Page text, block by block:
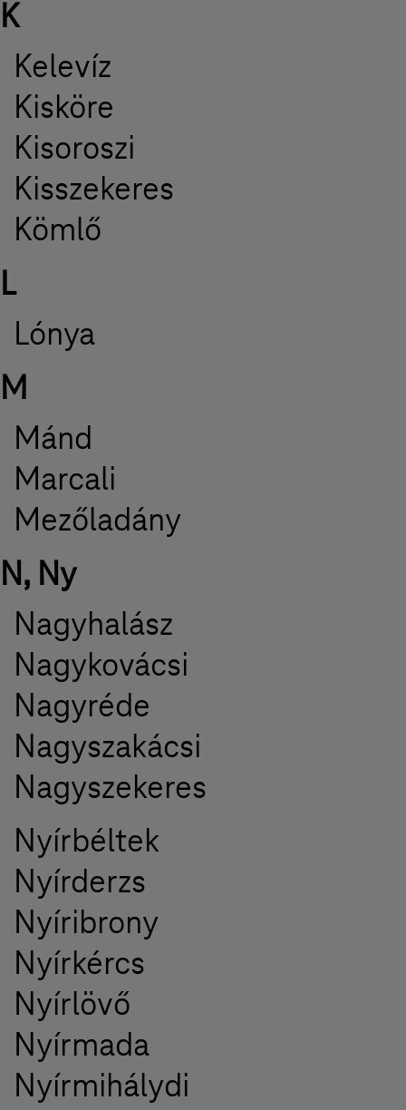
K
Kelevíz
Kisköre
Kisoroszi
Kisszekeres
Kömlő
L
Lónya
M
Mánd
Marcali
Mezőladány
N, Ny
Nagyhalász
Nagykovácsi
Nagyréde
Nagyszakácsi
Nagyszekeres
Nyírbéltek
Nyírderzs
Nyíribrony
Nyírkércs
Nyírlövő
Nyírmada
Nyírmihálydi